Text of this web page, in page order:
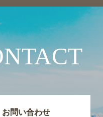
お問い合わせ